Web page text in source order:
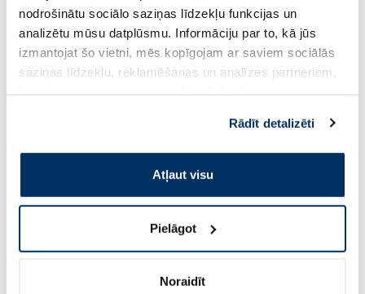
nodrošinātu sociālo saziņas līdzekļu funkcijas un
analizētu mūsu datplūsmu. Informāciju par to, kā jūs
izmantojat šo vietni, mēs kopīgojam ar saviem sociālās
saziņas līdzekļu, reklamēšanas un analīzes partneriem,
pakalpojumus. Ja piekrītat šo papildu sīkdatņu
izmantošanai, lūdzu, atzīmējiet savu izvēli:
Rādīt detalizēti
Atļaut visu
Pielāgot
Noraidīt
Page 1 of 10
Augsti novērtēti kategorijā
-50%